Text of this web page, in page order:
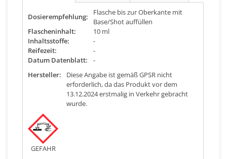
Dosierempfehlung:
Flasche bis zur Oberkante mit
Base/Shot auffüllen
Flascheninhalt:
10 ml
Inhaltsstoffe:
-
Reifezeit:
-
Datum Datenblatt:
-
Hersteller:
Diese Angabe ist gemäß GPSR nicht
erforderlich, da das Produkt vor dem
13.12.2024 erstmalig in Verkehr gebracht
wurde.
GEFAHR